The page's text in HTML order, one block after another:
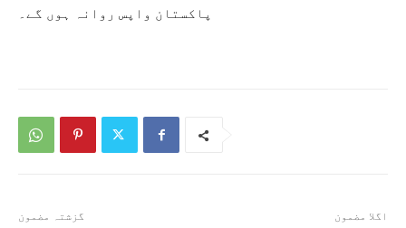
پاکستان واپس روانہ ہوں گے۔
گزشتہ مضمون اگلا مضمون